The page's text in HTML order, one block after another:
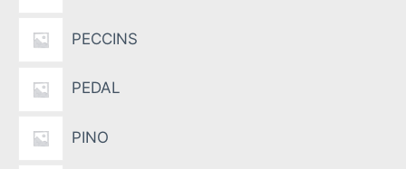
PECCINS
PEDAL
PINO